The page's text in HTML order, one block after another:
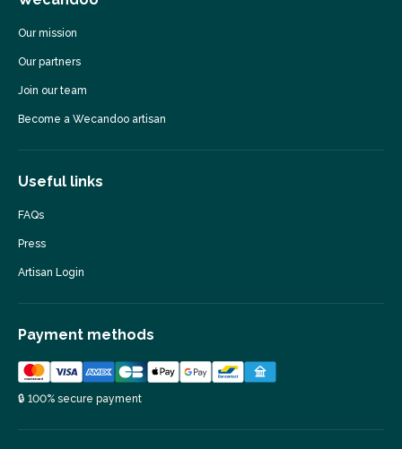
Our mission
Our partners
Join our team
Become a Wecandoo artisan
Useful links
FAQs
Press
Artisan Login
Payment methods
🔒 100% secure payment